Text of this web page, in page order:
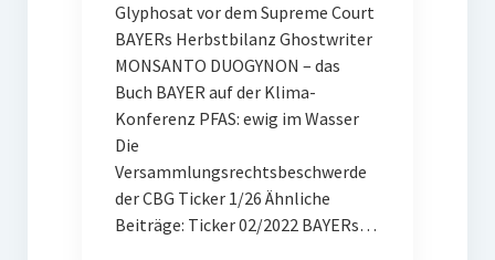
Glyphosat vor dem Supreme Court
BAYERs Herbstbilanz Ghostwriter
MONSANTO DUOGYNON – das
Buch BAYER auf der Klima-
Konferenz PFAS: ewig im Wasser
Die
Versammlungsrechtsbeschwerde
der CBG Ticker 1/26 Ähnliche
Beiträge: Ticker 02/2022 BAYERs…